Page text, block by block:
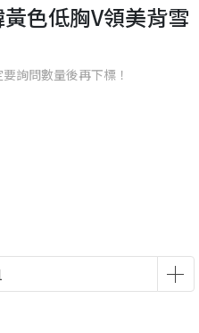
色低胸V領美背雪
詢問數量後再下標！